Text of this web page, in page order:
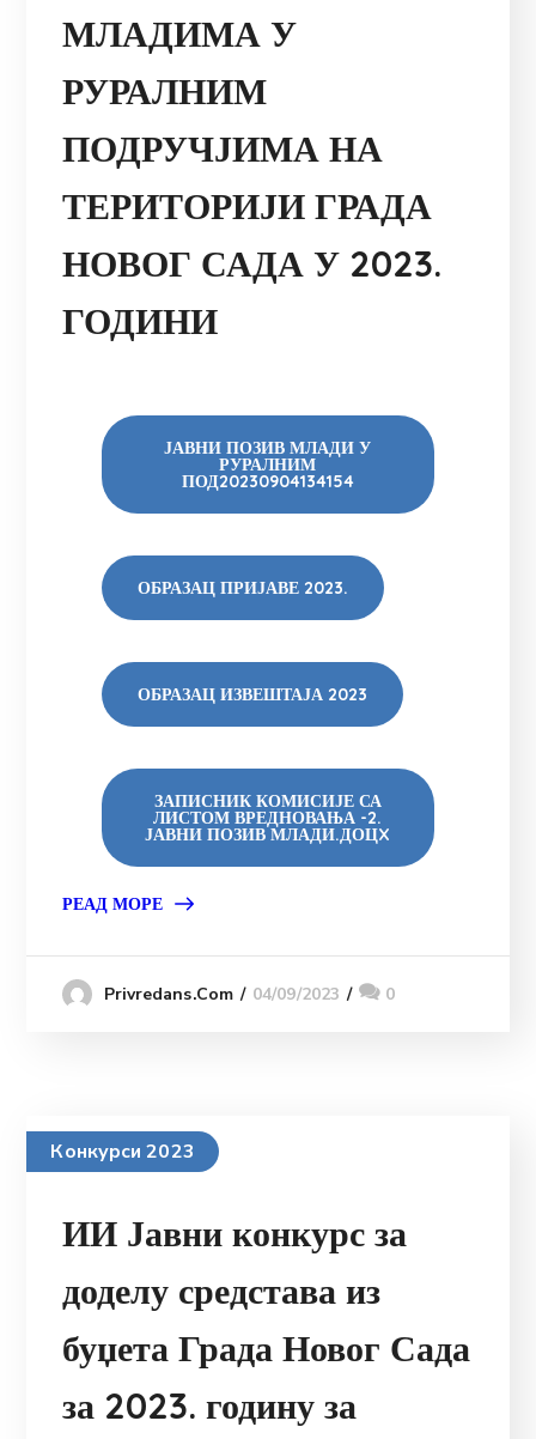
МЛАДИМА У
РУРАЛНИМ
ПОДРУЧЈИМА НА
ТЕРИТОРИЈИ ГРАДА
НОВОГ САДА У 2023.
ГОДИНИ
ЈАВНИ ПОЗИВ МЛАДИ У
РУРАЛНИМ
ПОД20230904134154
ОБРАЗАЦ ПРИЈАВЕ 2023.
ОБРАЗАЦ ИЗВЕШТАЈА 2023
ЗАПИСНИК КОМИСИЈЕ СА
ЛИСТОМ ВРЕДНОВАЊА -2.
ЈАВНИ ПОЗИВ МЛАДИ.ДОЦX
РЕАД МОРЕ
Privredans.com 04/09/2023 0
Конкурси 2023
ИИ Јавни конкурс за
доделу средстава из
буџета Града Новог Сада
за 2023. годину за